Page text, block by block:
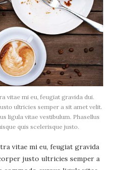
vitae mi eu, feugiat gravida dui.
ultricies semper a sit amet velit.
ligula vitae vestibulum. Phasellus
quis scelerisque justo.
vitae mi eu, feugiat gravida
justo ultricies semper a